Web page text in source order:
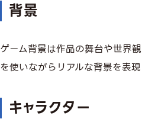
背景
ゲーム背景は作品の舞台や世界
を使いながらリアルな背景を表現
キャラクター